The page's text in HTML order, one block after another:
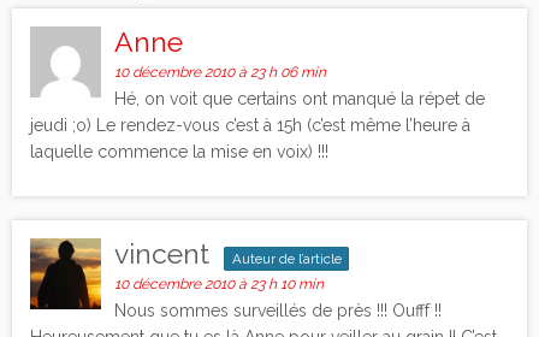
Anne
10 décembre 2010 à 23 h 06 min
Hé, on voit que certains ont manqué la répet de
jeudi ;o) Le rendez-vous c’est à 15h (c’est même l’heure à
laquelle commence la mise en voix) !!!
vincent
Auteur de l’article
10 décembre 2010 à 23 h 10 min
Nous sommes surveillés de près !!! Oufff !!